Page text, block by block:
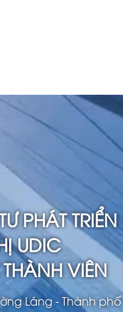
PHÁT TRIỂN
UDIC
VIÊN
Láng - Thành phố